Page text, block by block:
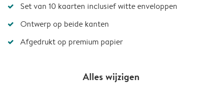
Set van 10 kaarten inclusief witte enveloppen
Ontwerp op beide kanten
Afgedrukt op premium papier
Alles wijzigen